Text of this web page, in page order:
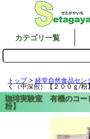
カテゴリ一覧
トップ> 経堂自然食品セン
く（中深煎）【２００ｇ/粉】